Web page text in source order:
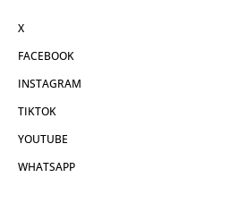
X
FACEBOOK
INSTAGRAM
TIKTOK
YOUTUBE
WHATSAPP